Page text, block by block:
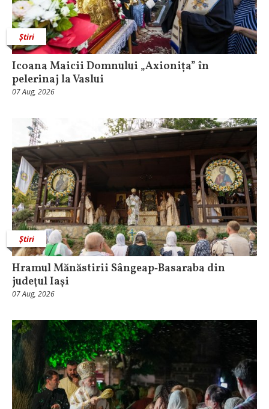
Știri
Icoana Maicii Domnului „Axionița” în
pelerinaj la Vaslui
07 Aug, 2026
Știri
Hramul Mănăstirii Sângeap‑Basaraba din
judeţul Iaşi
07 Aug, 2026